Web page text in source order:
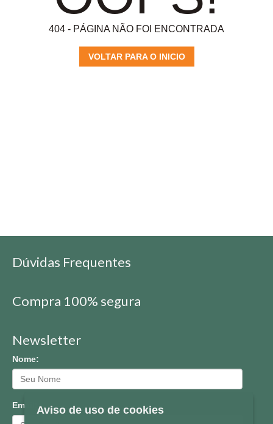
404 - PÁGINA NÃO FOI ENCONTRADA
VOLTAR PARA O INICIO
Dúvidas Frequentes
Compra 100% segura
Newsletter
Nome:
Email: Aviso de uso de cookies